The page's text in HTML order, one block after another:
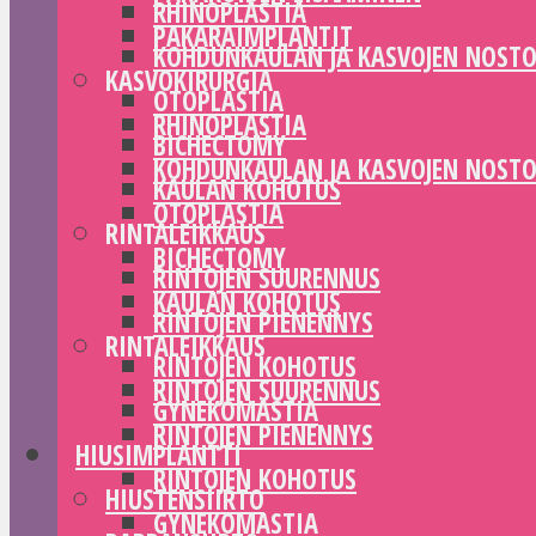
RHINOPLASTIA
KOHDUNKAULAN JA KASVOJEN NOSTO
OTOPLASTIA
BICHECTOMY
KAULAN KOHOTUS
RINTALEIKKAUS
RINTOJEN SUURENNUS
RINTOJEN PIENENNYS
RINTOJEN KOHOTUS
GYNEKOMASTIA
HIUSIMPLANTTI
HIUSTENSIIRTO
PAKARAIMPLANTIT
KASVOKIRURGIA
RHINOPLASTIA
KOHDUNKAULAN JA KASVOJEN NOSTO
OTOPLASTIA
BICHECTOMY
KAULAN KOHOTUS
RINTALEIKKAUS
RINTOJEN SUURENNUS
RINTOJEN PIENENNYS
RINTOJEN KOHOTUS
GYNEKOMASTIA